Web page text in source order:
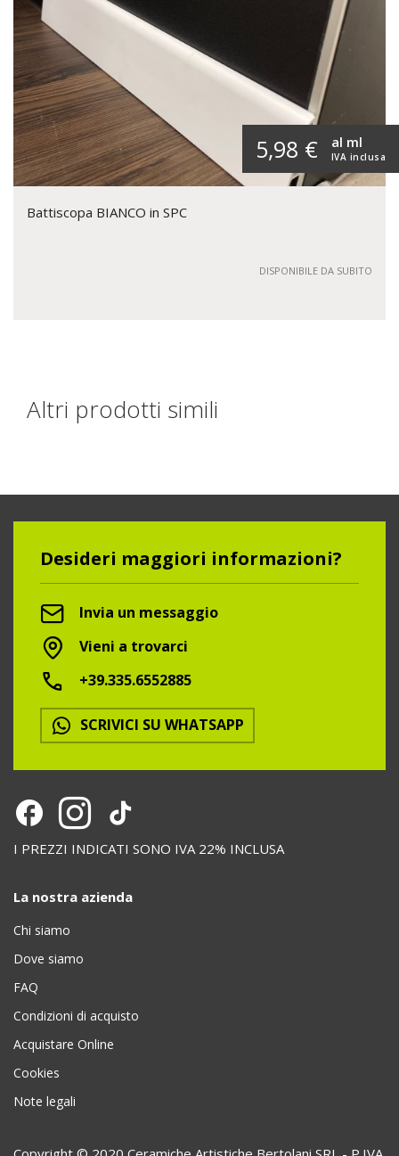
5,98 € IVA inclusa
al ml
Battiscopa BIANCO in SPC
DISPONIBILE DA SUBITO
Altri prodotti simili
Desideri maggiori informazioni?
Invia un messaggio
Vieni a trovarci
+39.335.6552885
SCRIVICI SU WHATSAPP
I PREZZI INDICATI SONO IVA 22% INCLUSA
La nostra azienda
Chi siamo
Dove siamo
FAQ
Condizioni di acquisto
Acquistare Online
Cookies
Note legali